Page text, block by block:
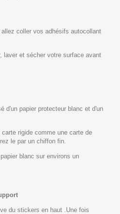
coller vos adhésifs autocollant
laver et sécher votre surface avant
d'un papier protecteur blanc et d'un
rigide comme une carte de
le par un chiffon fin.
blanc sur environs un
du stickers en haut .Une fois